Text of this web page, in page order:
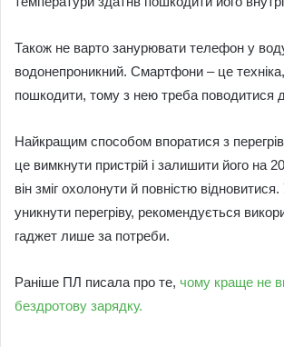
Також не варто занурювати телефон у
водонепроникний. Смартфони – це
пошкодити, тому з нею треба поводитися
Найкращим способом впоратися з
це вимкнути пристрій і залишити його на
він зміг охолонути й повністю
уникнути перегріву, рекомендується
гаджет лише за потреби.
Раніше ПЛ писала про те, чому краще не
бездротову зарядку.